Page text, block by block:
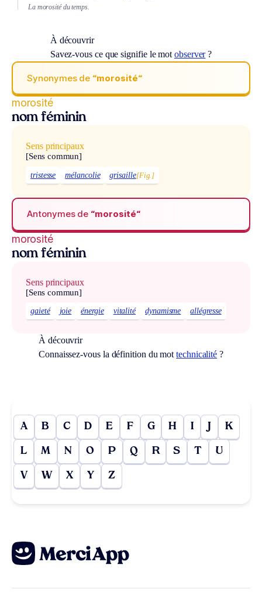
La morosité du temps.
À découvrir
Savez-vous ce que signifie le motobserver?
Synonymes de “morosité“
morosité
nom féminin
Sens principaux
[Sens commun]
tristesse mélancolie grisaille[Fig.]
Antonymes de “morosité“
morosité
nom féminin
Sens principaux
[Sens commun]
gaieté joie énergie vitalité dynamisme allégresse
À découvrir
Connaissez-vous la définition du mottechnicalité ?
A B C D E F G H I J K
L M N O P Q R S T U
V W X Y Z